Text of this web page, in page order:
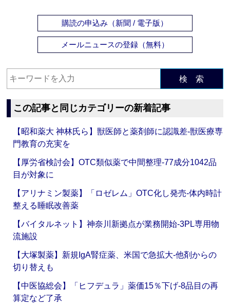
購読の申込み（新聞 / 電子版）
メールニュースの登録（無料）
検 索
この記事と同じカテゴリーの新着記事
【昭和薬大 神林氏ら】獣医師と薬剤師に認識差‐獣医療専
門教育の充実を
【厚労省検討会】OTC類似薬で中間整理‐77成分1042品
目が対象に
【アリナミン製薬】「ロゼレム」OTC化し発売‐体内時計
整える睡眠改善薬
【バイタルネット】神奈川新拠点が業務開始‐3PL専用物
流施設
【大塚製薬】新規IgA腎症薬、米国で急拡大‐他剤からの
切り替えも
【中医協総会】「ヒフデュラ」薬価15％下げ‐8品目の再
算定など了承